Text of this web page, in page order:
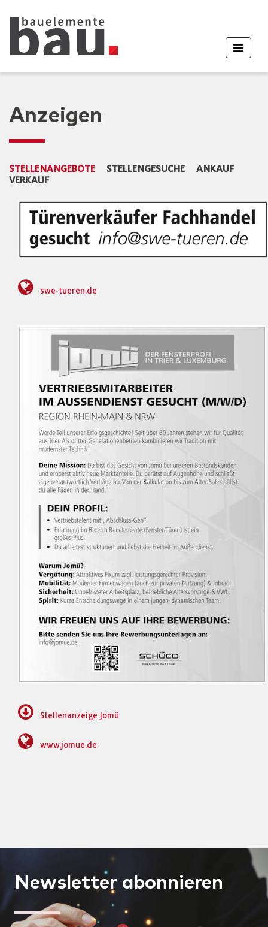
Anzeigen
STELLENANGEBOTE STELLENGESUCHE
ANKAUF
VERKAUF
swe-tueren.de
Stellenanzeige Jomü
www.jomue.de
Newsletter abonnieren